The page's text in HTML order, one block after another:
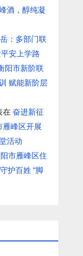
酒，醇纯凝
：多部门联
安上学路
阳市新阶联
赋能新阶层
在 奋进新征
雁峰区开展
活动
市雁峰区住
护百姓 “脚